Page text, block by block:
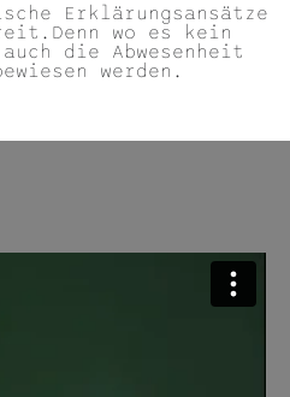
Erklärungsansätze
wo es kein
die Abwesenheit
werden.